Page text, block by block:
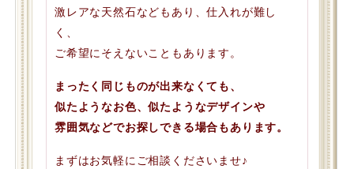
激レアな天然石などもあり、仕入れが難し
く、
ご希望にそえないこともあります。
まったく同じものが出来なくても、
似たようなお色、似たようなデザインや
雰囲気などでお探しできる場合もあります。
まずはお気軽にご相談くださいませ♪